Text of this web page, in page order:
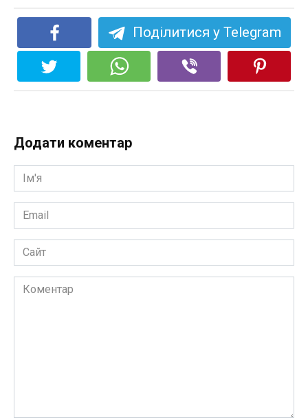
Поділитися у Telegram
Додати коментар
Ім'я
*
Email
*
Сайт
Коментар